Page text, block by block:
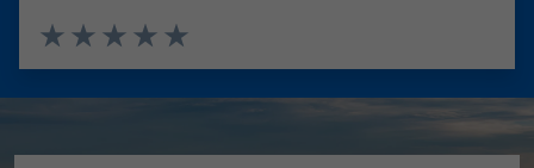
Valuta 5 stelle su 5
Valuta 4 stelle su 5
Valuta 3 stelle su 5
Valuta 2 stelle su 5
Valuta 1 stelle su 5